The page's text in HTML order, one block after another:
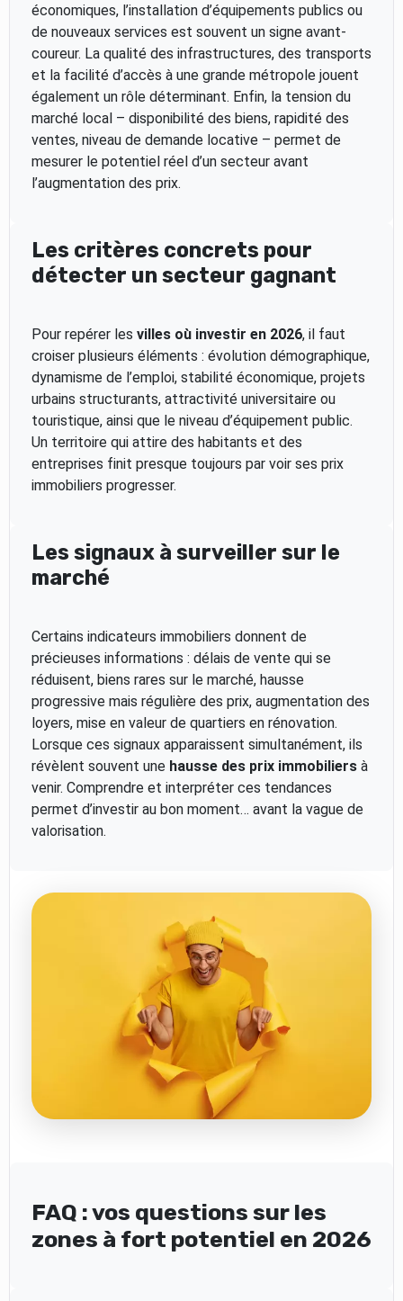
économiques, l’installation d’équipements publics ou
de nouveaux services est souvent un signe avant-
coureur. La qualité des infrastructures, des transports
et la facilité d’accès à une grande métropole jouent
également un rôle déterminant. Enfin, la tension du
marché local – disponibilité des biens, rapidité des
ventes, niveau de demande locative – permet de
mesurer le potentiel réel d’un secteur avant
l’augmentation des prix.
Les critères concrets pour
détecter un secteur gagnant
Pour repérer les villes où investir en 2026, il faut
croiser plusieurs éléments : évolution démographique,
dynamisme de l’emploi, stabilité économique, projets
urbains structurants, attractivité universitaire ou
touristique, ainsi que le niveau d’équipement public.
Un territoire qui attire des habitants et des
entreprises finit presque toujours par voir ses prix
immobiliers progresser.
Les signaux à surveiller sur le
marché
Certains indicateurs immobiliers donnent de
précieuses informations : délais de vente qui se
réduisent, biens rares sur le marché, hausse
progressive mais régulière des prix, augmentation des
loyers, mise en valeur de quartiers en rénovation.
Lorsque ces signaux apparaissent simultanément, ils
révèlent souvent une hausse des prix immobiliersà
venir. Comprendre et interpréter ces tendances
permet d’investir au bon moment… avant la vague de
valorisation.
FAQ : vos questions sur les
zones à fort potentiel en 2026